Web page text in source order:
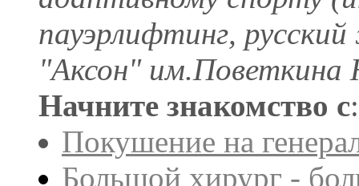
пауэрлифтинг,
"Аксон" им.Поветкина
Начните знакомство с:
Покушение на
Большой хирург -